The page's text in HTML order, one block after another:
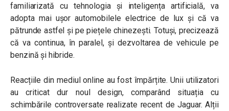
familiarizată cu tehnologia și inteligența artificială, va
adopta mai ușor automobilele electrice de lux și că va
pătrunde astfel și pe piețele chinezești. Totuși, precizează
că va continua, în paralel, și dezvoltarea de vehicule pe
benzină și hibride.
Reacțiile din mediul online au fost împărțite. Unii utilizatori
au criticat dur noul design, comparând situația cu
schimbările controversate realizate recent de Jaguar. Alții